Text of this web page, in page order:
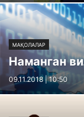
МАҚОЛАЛАР
Наманган
09.11.2018 | 10:50